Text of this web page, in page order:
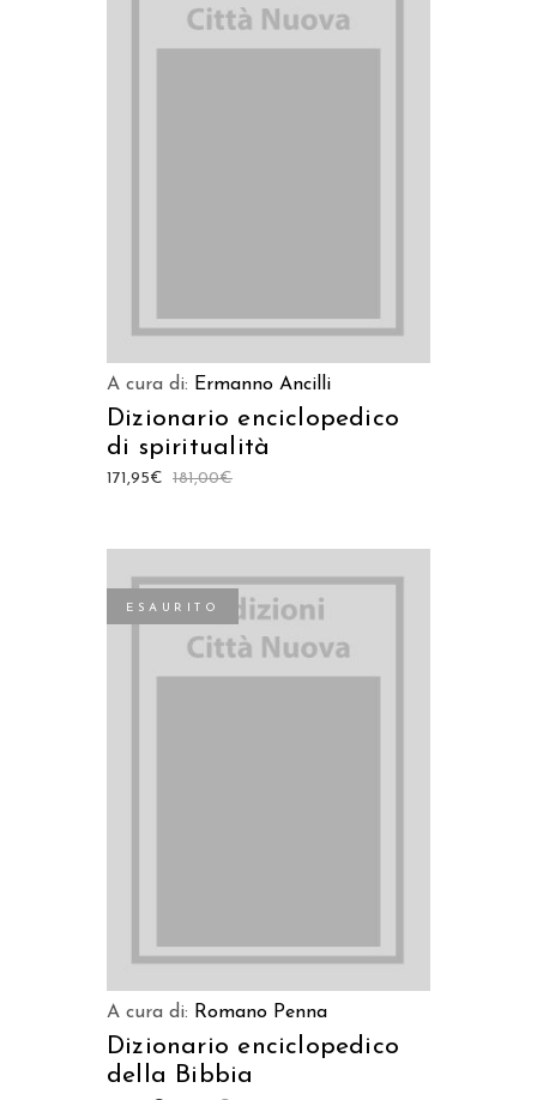
A cura di: Ermanno Ancilli
Dizionario enciclopedico
di spiritualità
181,00€
171,95€
ESAURITO
A cura di: Romano Penna
Dizionario enciclopedico
della Bibbia